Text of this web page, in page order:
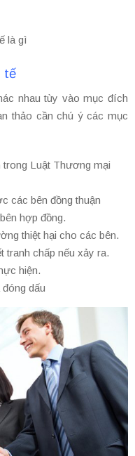
là gì
tế
nhau tùy vào mục đích
thảo cần chú ý các mục
Luật Thương mại
các bên đồng thuận
hợp đồng.
thiệt hại cho các bên.
tranh chấp nếu xảy ra.
hiện.
dấu